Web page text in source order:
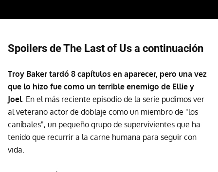
Spoilers de The Last of Us a continuación
Troy Baker tardó 8 capítulos en aparecer, pero una vez
que lo hizo fue como un terrible enemigo de Ellie y
Joel. En el más reciente episodio de la serie pudimos ver
al veterano actor de doblaje como un miembro de "los
caníbales", un pequeño grupo de supervivientes que ha
tenido que recurrir a la carne humana para seguir con
vida.